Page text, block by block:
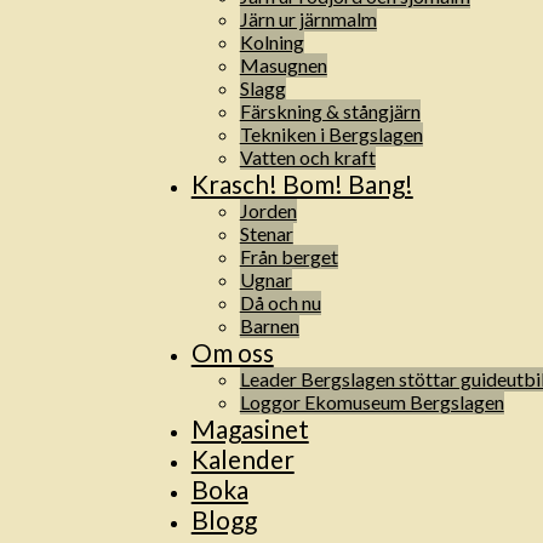
Järn ur järnmalm
Kolning
Masugnen
Slagg
Färskning & stångjärn
Tekniken i Bergslagen
Vatten och kraft
Krasch! Bom! Bang!
Jorden
Stenar
Från berget
Ugnar
Då och nu
Barnen
Om oss
Leader Bergslagen stöttar
Loggor Ekomuseum Bergslagen
Magasinet
Kalender
Boka
Blogg